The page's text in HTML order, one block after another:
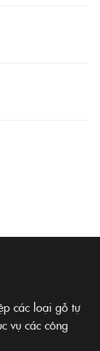
các loại gỗ tự
vụ các công